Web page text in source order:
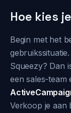
Hoe kies
Begin met het
Squeezy? Dan
een sales-team
Verkoop je aan